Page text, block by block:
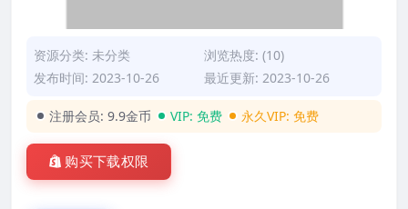
资源分类: 未分类
浏览热度: (10)
发布时间: 2023-10-26
最近更新: 2023-10-26
注册会员: 9.9金币 VIP: 免费 永久VIP: 免费
购买下载权限